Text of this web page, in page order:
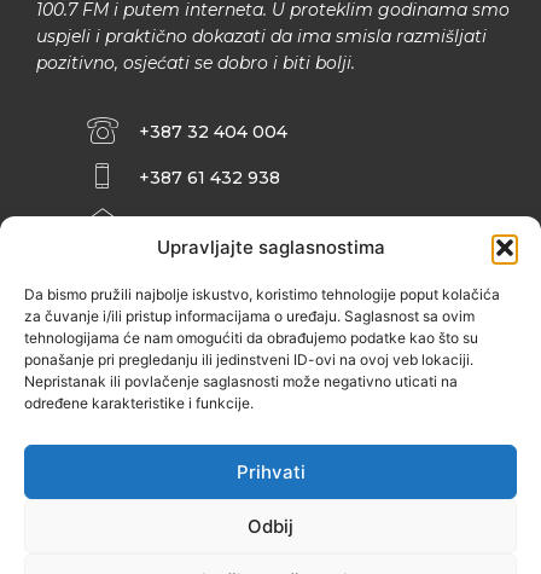
Upravljajte saglasnostima
Da bismo pružili najbolje iskustvo, koristimo tehnologije poput kolačića
za čuvanje i/ili pristup informacijama o uređaju. Saglasnost sa ovim
tehnologijama će nam omogućiti da obrađujemo podatke kao što su
ponašanje pri pregledanju ili jedinstveni ID-ovi na ovoj veb lokaciji.
Nepristanak ili povlačenje saglasnosti može negativno uticati na
određene karakteristike i funkcije.
Prihvati
Odbij
100.7 FM i putem interneta. U proteklim godinama smo
uspjeli i praktično dokazati da ima smisla razmišljati
pozitivno, osjećati se dobro i biti bolji.
+387 32 404 004
+387 61 432 938
INFO@ZENIT.BA
ZENIČANKA, 3. SPRAT), 72000 ZENICA